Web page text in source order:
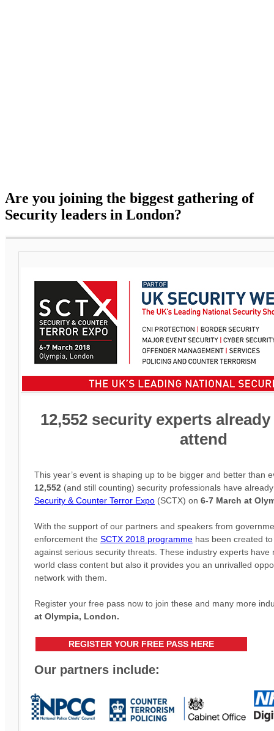
Are you joining the biggest gathering of
Security leaders in London?
12,552 security experts
attend
This year’s event is shaping up to be bigger and better than
12,552 (and still counting) security professionals have
Security & Counter Terror Expo (SCTX) on 6-7 March at
With the support of our partners and speakers from
enforcement the SCTX 2018 programme has been created
against serious security threats. ​​​​​​These industry experts have
world class content but also it provides you an unrivalled
network with them.
Register your free pass now to join these and many more
at Olympia, London.
REGISTER YOUR FREE PASS HERE
Our partners include: